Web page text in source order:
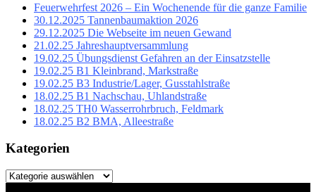
Feuerwehrfest 2026 – Ein Wochenende für die ganze Familie
30.12.2025 Tannenbaumaktion 2026
29.12.2025 Die Webseite im neuen Gewand
21.02.25 Jahreshauptversammlung
19.02.25 Übungsdienst Gefahren an der Einsatzstelle
19.02.25 B1 Kleinbrand, Markstraße
19.02.25 B3 Industrie/Lager, Gusstahlstraße
18.02.25 B1 Nachschau, Uhlandstraße
18.02.25 TH0 Wasserrohrbruch, Feldmark
18.02.25 B2 BMA, Alleestraße
Kategorien
Kategorien